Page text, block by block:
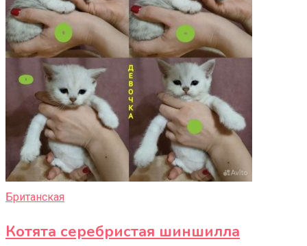
Британская
Котята серебристая шиншилла